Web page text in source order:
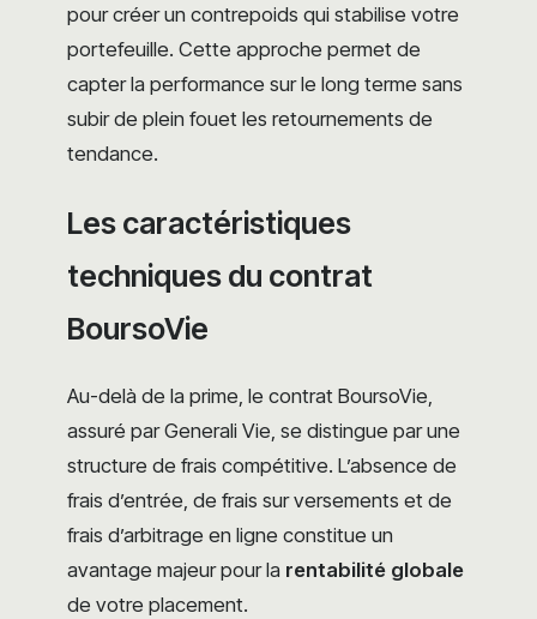
pour créer un contrepoids qui stabilise votre
portefeuille. Cette approche permet de
capter la performance sur le long terme sans
subir de plein fouet les retournements de
tendance.
Les caractéristiques
techniques du contrat
BoursoVie
Au-delà de la prime, le contrat BoursoVie,
assuré par Generali Vie, se distingue par une
structure de frais compétitive. L’absence de
frais d’entrée, de frais sur versements et de
frais d’arbitrage en ligne constitue un
avantage majeur pour la rentabilité globale
de votre placement.